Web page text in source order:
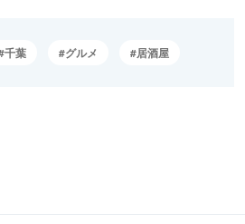
千葉 グルメ 居酒屋